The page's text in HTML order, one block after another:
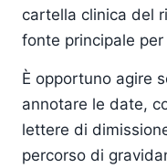
cartella clinica del
fonte principale
È opportuno agire
annotare le date,
lettere di
percorso di